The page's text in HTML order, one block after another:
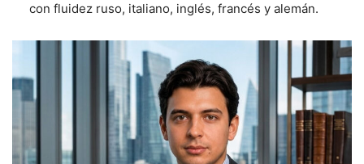
con fluidez ruso, italiano, inglés, francés y alemán.